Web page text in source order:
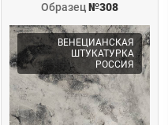
Образец№308
ВЕНЕЦИАНСКАЯ
ШТУКАТУРКА
РОССИЯ